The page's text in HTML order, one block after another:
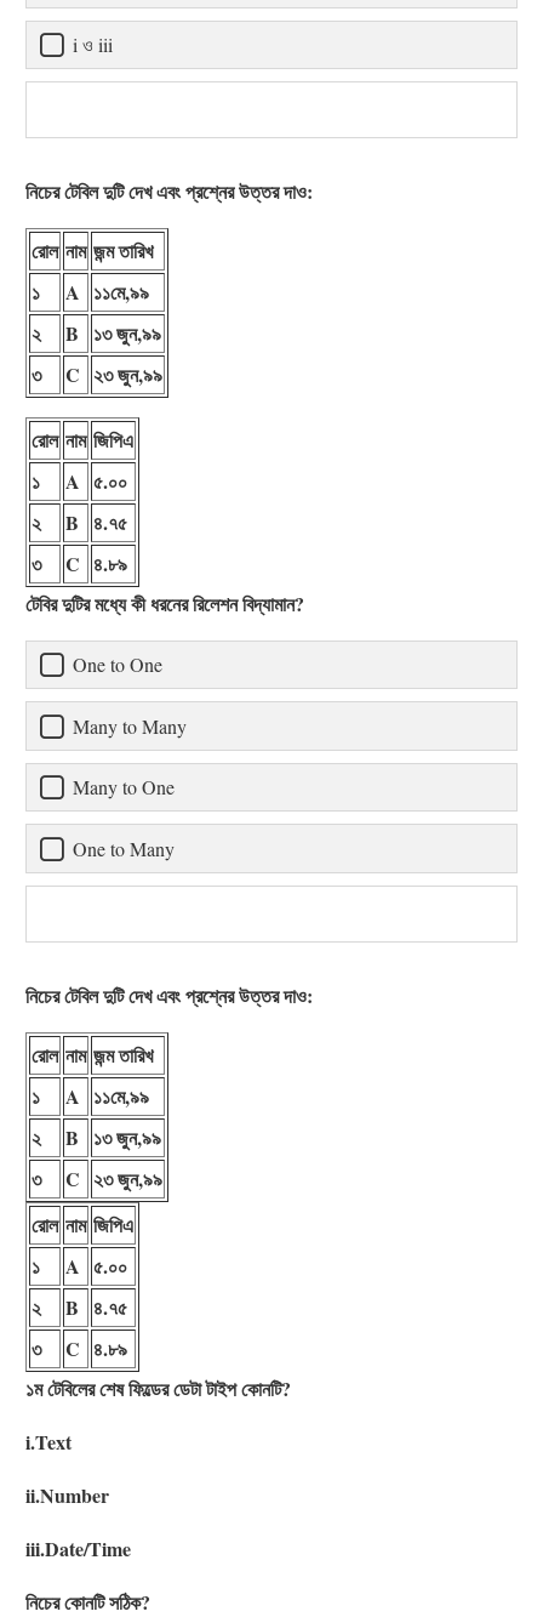
i ও iii
নিচের টেবিল দুটি দেখ এবং প্রশ্নের উত্তর দাও:
রোল নাম জন্ম তারিখ
১
A ১১মে,৯৯
২
B
১৩ জুন,৯৯
৩
C ২৩ জুন,৯৯
রোল নাম জিপিএ
১
A ৫.০০
২
B
৪.৭৫
৩
C ৪.৮৯
টেবির দুটির মধ্যে কী ধরনের রিলেশন বিদ্যামান?
One to One
Many to Many
Many to One
One to Many
নিচের টেবিল দুটি দেখ এবং প্রশ্নের উত্তর দাও:
রোল নাম জন্ম তারিখ
১
A
১১মে,৯৯
২
B
১৩ জুন,৯৯
৩
C ২৩ জুন,৯৯
রোল নাম জিপিএ
১
A ৫.০০
২
B
৪.৭৫
৩
C ৪.৮৯
১ম টেবিলের শেষ ফিল্ডের ডেটা টাইপ কোনটি?
i.Text
ii.Number
iii.Date/Time
নিচের কোনটি সঠিক?